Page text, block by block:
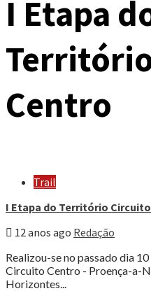
I Etapa
Centro
Trail
I Etapa do Território
12 anos ago Redação
Realizou-se no passado dia
Circuito Centro - Proença-a-
Horizontes...